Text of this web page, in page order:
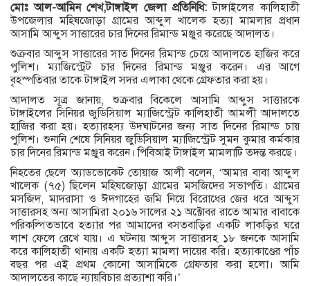
মোঃ আল-আমিন শেখ,টাঙ্গাইল জেলা প্রতিনিধি:টাঙ্গাইলের কালিহাতী
উপজেলার মহিষজোড়া গ্রামের আব্দুল খালেক হত্যা মামলার প্রধান
আসামি আব্দুস সাত্তারের চার দিনের রিমান্ড মঞ্জুর করেছে আদালত।
শুক্রবার আব্দুস সাত্তারের সাত দিনের রিমান্ড চেয়ে আদালতে হাজির করে
পুলিশ। ম্যাজিস্ট্রেট চার দিনের রিমান্ড মঞ্জুর করেন। এর আগে
বৃহস্পতিবার তাকে টাঙ্গাইল সদর এলাকা থেকে গ্রেফতার করা হয়।
আদালত সূত্র জানায়, শুক্রবার বিকেলে আসামি আব্দুস সাত্তারকে
টাঙ্গাইলের সিনিয়র জুডিসিয়াল ম্যাজিস্ট্রেট কালিহাতী আমলী আদালতে
হাজির করা হয়। হত্যারহস্য উদঘাটনের জন্য সাত দিনের রিমান্ড চায়
পুলিশ। শুনানি শেষে সিনিয়র জুডিসিয়াল ম্যাজিস্ট্রেট সুমন কুমার কর্মকার
চার দিনের রিমান্ড মঞ্জুর করেন। পিবিআই টাঙ্গাইল মামলাটি তদন্ত করছে।
নিহতের ছেলে অ্যাডভোকেট তোয়াজ আলী বলেন, ‘আমার বাবা আব্দুল
খালেক (৭৫) ছিলেন মহিষজোড়া গ্রামের মসজিদের সভাপতি। গ্রামের
মসজিদ, মাদরাসা ও ঈদগাহের জমি নিয়ে বিরোধের জের ধরে আব্দুস
সাত্তারসহ অন্য আসামিরা ২০১৬ সালের ২১ অক্টোবর রাতে আমার বাবাকে
পরিকল্পিতভাবে হত্যার পর আমাদের বসতবাড়ির একটি লাকড়ির ঘরে
লাশ ফেলে রেখে যায়। এ ঘটনায় আব্দুস সাত্তারসহ ১৮ জনকে আসামি
করে কালিহাতী থানায় একটি হত্যা মামলা দায়ের করি। হত্যাকাণ্ডের পাঁচ
বছর পর এই প্রথম কোনো আসামিকে গ্রেফতার করা হলো। আমি
আদালতের কাছে ন্যায়বিচার প্রত্যাশা করি।’